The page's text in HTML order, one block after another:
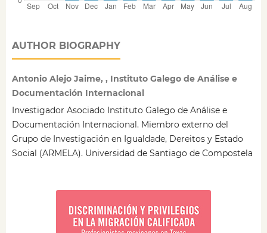
AUTHOR BIOGRAPHY
Antonio Alejo Jaime, , Instituto Galego de Análise e
Documentación Internacional
Investigador Asociado Instituto Galego de Análise e
Documentación Internacional. Miembro externo del
Grupo de Investigación en Igualdade, Dereitos y Estado
Social (ARMELA). Universidad de Santiago de Compostela